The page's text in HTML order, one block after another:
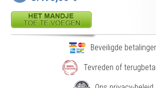
Beveiligde
Tevreden of